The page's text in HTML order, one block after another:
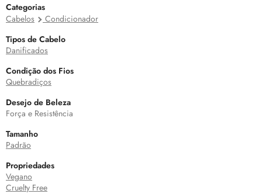
Categorias
Cabelos
Condicionador
Tipos de Cabelo
Danificados
Condição dos Fios
Quebradiços
Desejo de Beleza
Força e Resistência
Tamanho
Padrão
Propriedades
Vegano
Cruelty Free